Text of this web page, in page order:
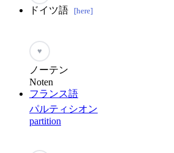
ドイツ語 [here]
♥
ノーテン
Noten
フランス語
パルティシオン
partition